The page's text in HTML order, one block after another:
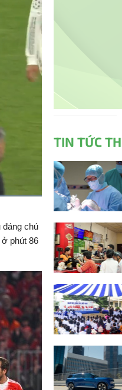
màn
hình
đáng chú
phút 86
TIN TỨC